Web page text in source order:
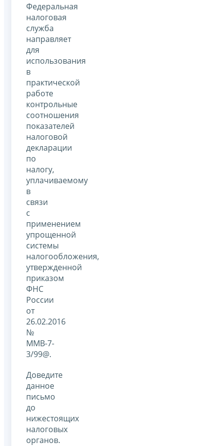
Федеральная
налоговая
служба
направляет
для
использования
в
практической
работе
контрольные
соотношения
показателей
налоговой
декларации
по
налогу,
уплачиваемому
в
связи
с
применением
упрощенной
системы
налогообложения,
утвержденной
приказом
ФНС
России
от
26.02.2016
№
ММВ-7-
3/99@.
Доведите
данное
письмо
до
нижестоящих
налоговых
органов.